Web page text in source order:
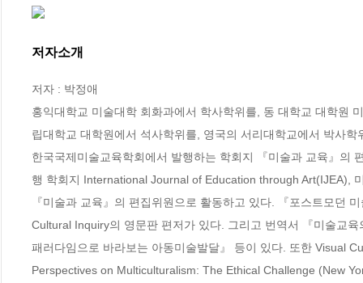
저자소개
저자 : 박정애
홍익대학교 미술대학 회화과에서 학사학위를, 동 대학교 대학원
립대학교 대학원에서 석사학위를, 영국의 서리대학교에서 박사
한국국제미술교육학회에서 발행하는 학회지 『미술과 교육』의
행 학회지 International Journal of Education through Art(IJEA),
『미술과 교육』의 편집위원으로 활동하고 있다. 『포스트모던
Cultural Inquiry의 영문판 편저가 있다. 그리고 번역서 『미술교
패러다임으로 바라보는 아동미술발달』 등이 있다. 또한 Visual
Perspectives on Multiculturalism: The Ethical Challenge (New